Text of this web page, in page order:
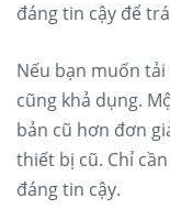
đáng tin cậy để
Nếu bạn muốn tải
cũng khả dụng.
bản cũ hơn đơn
thiết bị cũ. Chỉ
đáng tin cậy.